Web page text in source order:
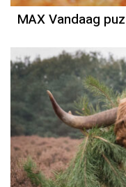
MAX Vandaag